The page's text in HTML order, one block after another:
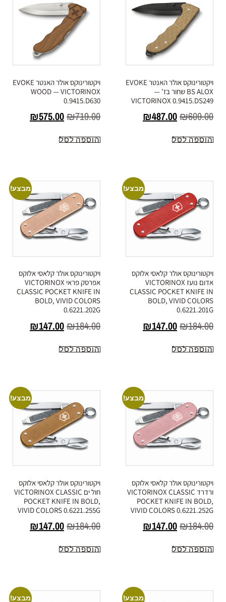
ויקטורינוקס אולר האנטר EVOKE
BS ALOX שחור בז' —
VICTORINOX 0.9415.DS249
₪609.00
₪487.00
הוספה לסל
ויקטורינוקס אולר האנטר EVOKE
WOOD — VICTORINOX
0.9415.D630
₪719.00
₪575.00
הוספה לסל
מבצע!
ויקטורינוקס אולר קלאסי אלוקס
אדום נועז VICTORINOX
CLASSIC POCKET KNIFE IN
BOLD, VIVID COLORS
0.6221.201G
₪184.00
₪147.00
הוספה לסל
מבצע!
ויקטורינוקס אולר קלאסי אלוקס
אפרסק פראי VICTORINOX
CLASSIC POCKET KNIFE IN
BOLD, VIVID COLORS
0.6221.202G
₪184.00
₪147.00
הוספה לסל
מבצע!
ויקטורינוקס אולר קלאסי אלוקס
ורדרד VICTORINOX CLASSIC
POCKET KNIFE IN BOLD,
VIVID COLORS 0.6221.252G
₪184.00
₪147.00
הוספה לסל
מבצע!
ויקטורינוקס אולר קלאסי אלוקס
חול ים VICTORINOX CLASSIC
POCKET KNIFE IN BOLD,
VIVID COLORS 0.6221.255G
₪184.00
₪147.00
הוספה לסל
מבצע! מבצע!